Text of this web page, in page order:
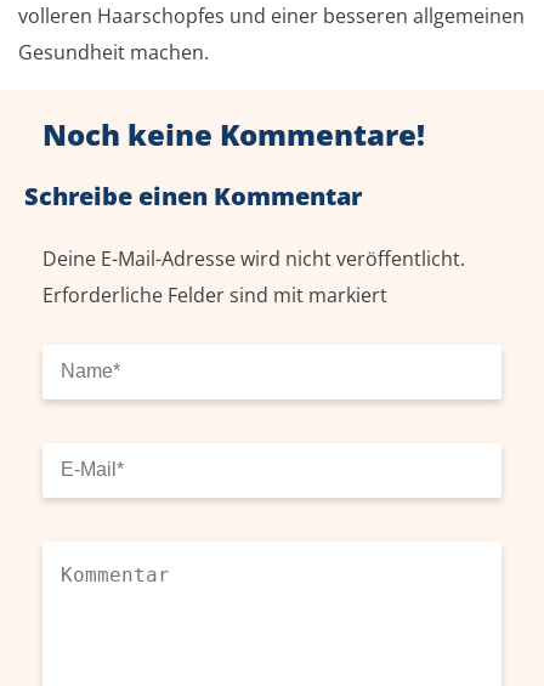
volleren Haarschopfes und einer besseren allgemeinen
Gesundheit machen.
Noch keine Kommentare!
Schreibe einen Kommentar
Deine E-Mail-Adresse wird nicht veröffentlicht.
Erforderliche Felder sind mit markiert